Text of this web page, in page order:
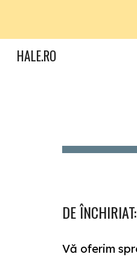
HALE.RO
DE
Vă oferim